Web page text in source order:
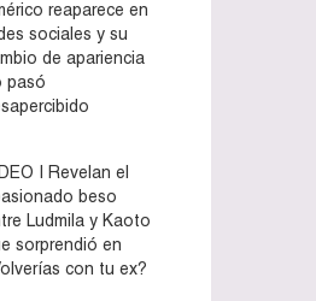
reaparece en
sociales y su
de apariencia
pasó
| Revelan el
beso
Ludmila y Kaoto
sorprendió en
con tu ex?